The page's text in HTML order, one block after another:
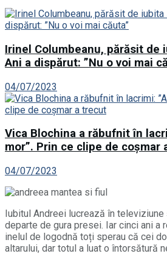
Irinel Columbeanu, părăsit de
Ani a dispărut: ”Nu o voi mai
04/07/2023
Vica Blochina a răbufnit în
mor”. Prin ce clipe de coșmar
04/07/2023
Iubitul Andreei lucrează în
departe de gura presei. Iar cinci ani a
inelul de logodnă toți sperau că cei
altarului, dar totul a luat o întorsătură